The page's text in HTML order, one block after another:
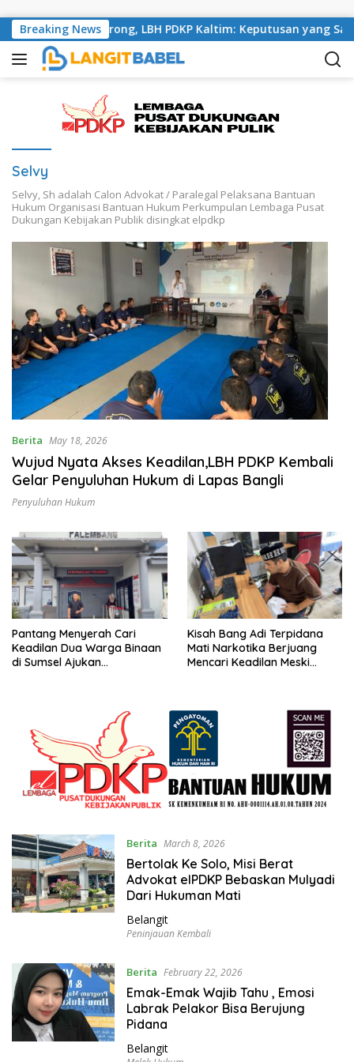
Breaking News
di Tenggarong, LBH PDKP Kaltim: Keputusan yang
Selvy
Selvy, Sh adalah Calon Advokat / Paralegal Pelaksana Bantuan
Hukum Organisasi Bantuan Hukum Perkumpulan Lembaga Pusat
Dukungan Kebijakan Publik disingkat elpdkp
Berita May 18, 2026
Wujud Nyata Akses Keadilan,LBH PDKP Kembali
Gelar Penyuluhan Hukum di Lapas Bangli
Penyuluhan Hukum
Pantang Menyerah Cari
Keadilan Dua Warga Binaan
di Sumsel Ajukan
Kisah Bang Adi Terpidana
Mati Narkotika Berjuang
Mencari Keadilan Meski
Berita March 8, 2026
Bertolak Ke Solo, Misi Berat
Advokat elPDKP Bebaskan Mulyadi
Dari Hukuman Mati
Belangit
Peninjauan Kembali
Berita February 22, 2026
Emak-Emak Wajib Tahu , Emosi
Labrak Pelakor Bisa Berujung
Pidana
Belangit